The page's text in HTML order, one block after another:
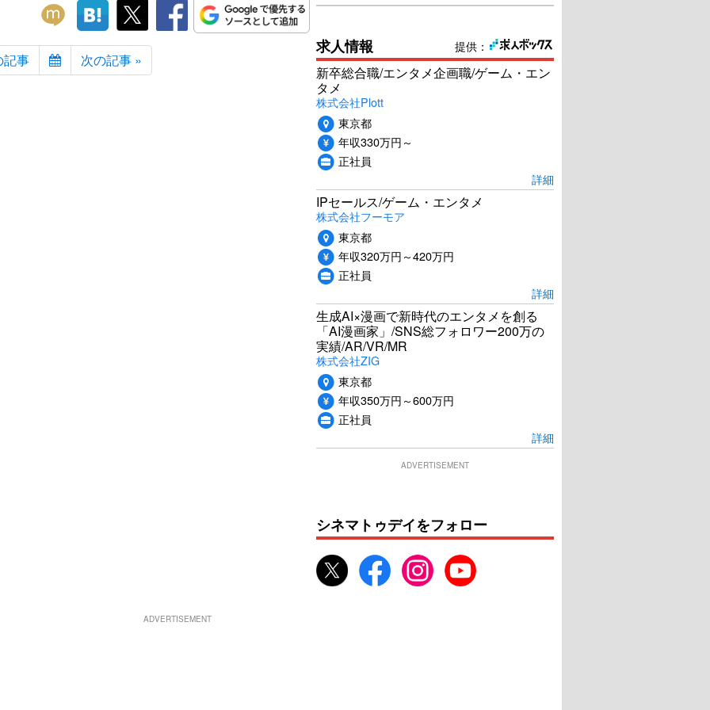
記事 次の記事 »
提供：
求人情報
新卒総合職/エンタメ企画職/ゲーム・エン
タメ
株式会社Plott
東京都
年収330万円～
正社員
詳細
IPセールス/ゲーム・エンタメ
株式会社フーモア
東京都
年収320万円～420万円
正社員
詳細
生成AI×漫画で新時代のエンタメを創る
「AI漫画家」/SNS総フォロワー200万の
実績/AR/VR/MR
株式会社ZIG
東京都
年収350万円～600万円
正社員
詳細
ADVERTISEMENT
シネマトゥデイをフォロー
ADVERTISEMENT